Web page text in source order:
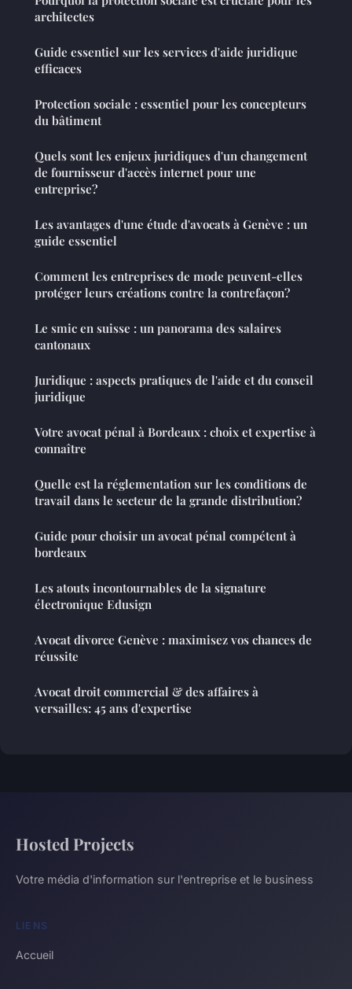
architectes
Guide essentiel sur les services d'aide juridique
efficaces
Protection sociale : essentiel pour les concepteurs
du bâtiment
Quels sont les enjeux juridiques d'un changement
de fournisseur d'accès internet pour une
entreprise?
Les avantages d'une étude d'avocats à Genève : un
guide essentiel
Comment les entreprises de mode peuvent-elles
protéger leurs créations contre la contrefaçon?
Le smic en suisse : un panorama des salaires
cantonaux
Juridique : aspects pratiques de l'aide et du conseil
juridique
Votre avocat pénal à Bordeaux : choix et expertise à
connaître
Quelle est la réglementation sur les conditions de
travail dans le secteur de la grande distribution?
Guide pour choisir un avocat pénal compétent à
bordeaux
Les atouts incontournables de la signature
électronique Edusign
Avocat divorce Genève : maximisez vos chances de
réussite
Avocat droit commercial & des affaires à
versailles: 45 ans d'expertise
Hosted Projects
Votre média d'information sur l'entreprise et le business
LIENS
Accueil